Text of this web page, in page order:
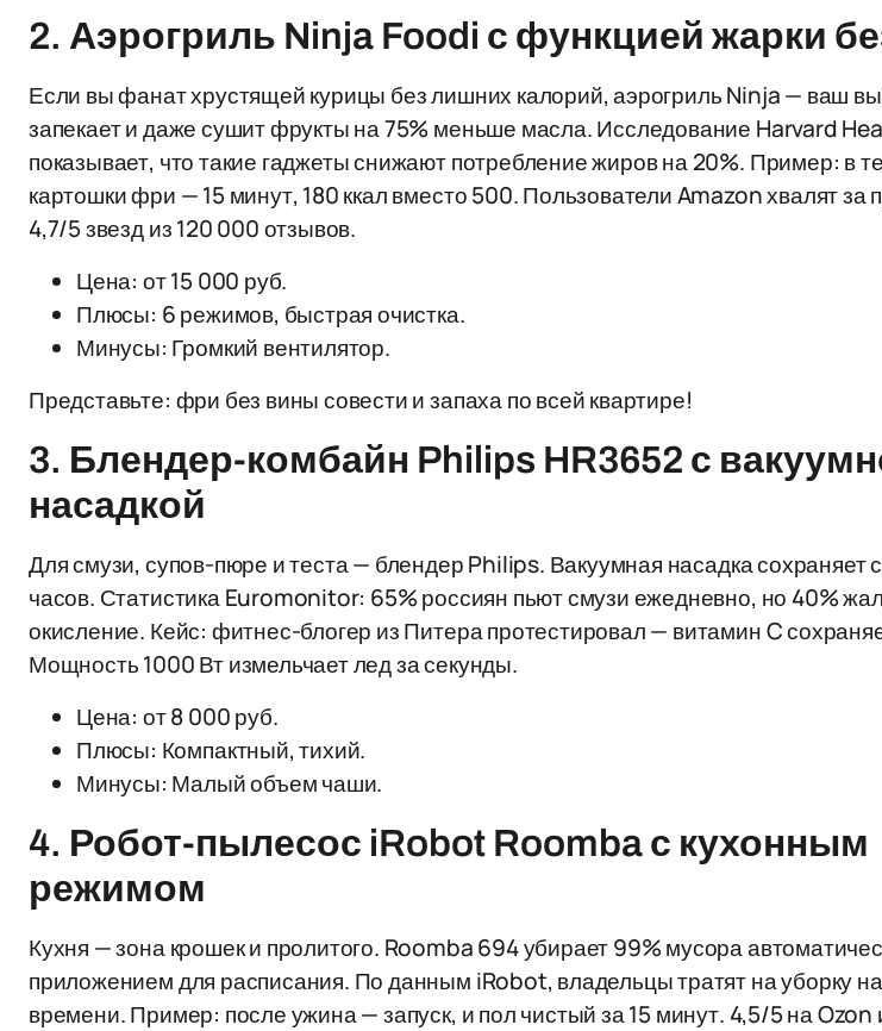
2. Аэрогриль Ninja Foodi с функцией жарки
Если вы фанат хрустящей курицы без лишних калорий, аэрогриль Ninja — ваш
запекает и даже сушит фрукты на 75% меньше масла. Исследование Harvard
показывает, что такие гаджеты снижают потребление жиров на 20%. Пример: в
картошки фри — 15 минут, 180 ккал вместо 500. Пользователи Amazon хвалят за
4,7/5 звезд из 120 000 отзывов.
Цена: от 15 000 руб.
Плюсы: 6 режимов, быстрая очистка.
Минусы: Громкий вентилятор.
Представьте: фри без вины совести и запаха по всей квартире!
3. Блендер-комбайн Philips HR3652 с
насадкой
Для смузи, супов-пюре и теста — блендер Philips. Вакуумная насадка сохраняет
часов. Статистика Euromonitor: 65% россиян пьют смузи ежедневно, но 40%
окисление. Кейс: фитнес-блогер из Питера протестировал — витамин C
Мощность 1000 Вт измельчает лед за секунды.
Цена: от 8 000 руб.
Плюсы: Компактный, тихий.
Минусы: Малый объем чаши.
4. Робот-пылесос iRobot Roomba с кухонным
режимом
Кухня — зона крошек и пролитого. Roomba 694 убирает 99% мусора
приложением для расписания. По данным iRobot, владельцы тратят на уборку
времени. Пример: после ужина — запуск, и пол чистый за 15 минут. 4,5/5 на Ozon